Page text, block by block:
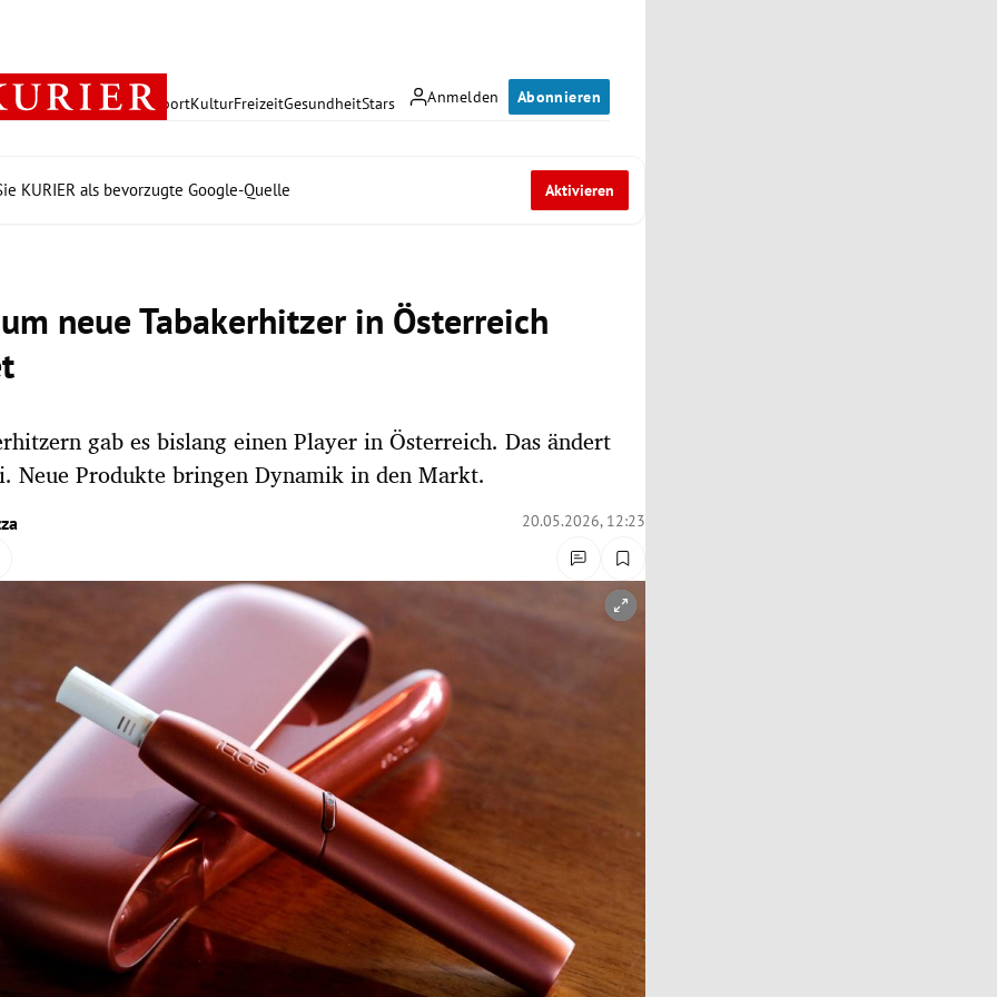
Anmelden Abonnieren
PolitikWirtschaft SportKulturFreizeitGesundheitStars
KURIER als bevorzugte Google-Quelle Aktivieren
neue Tabakerhitzer in Österreich
gab es bislang einen Player in Österreich. Das ändert
Neue Produkte bringen Dynamik in den Markt.
20.05.2026, 12:23
öffnen/schließen